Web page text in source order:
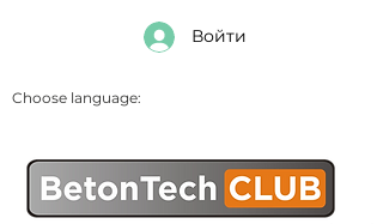
Войти
Choose language: